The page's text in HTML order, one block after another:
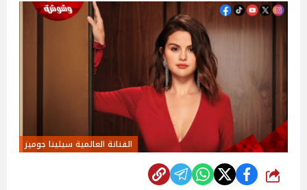
الفنانة العالمية سيلينا جوميز
شارك